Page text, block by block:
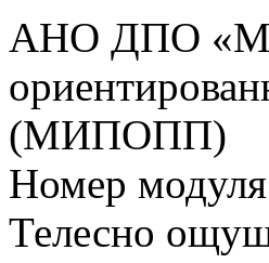
АНО ДПО
(МИПОПП)
Номер
Телесно